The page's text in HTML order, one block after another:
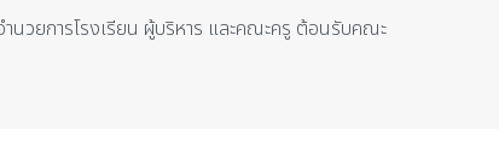
วยการโรงเรียน ผู้บริหาร และคณะครู ต้อนรับคณะ